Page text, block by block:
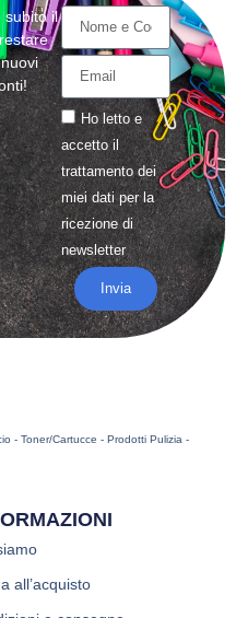
subito il
Ho letto e
accetto il
trattamentodei
miei dati per la
ricezione di
newsletter
Invia
- Toner/Cartucce - Prodotti Pulizia -
all’acquisto